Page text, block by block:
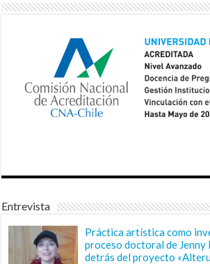
Entrevista
Práctica artística como
proceso doctoral de
detrás del proyecto